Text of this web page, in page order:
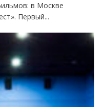
в Москве
Первый...